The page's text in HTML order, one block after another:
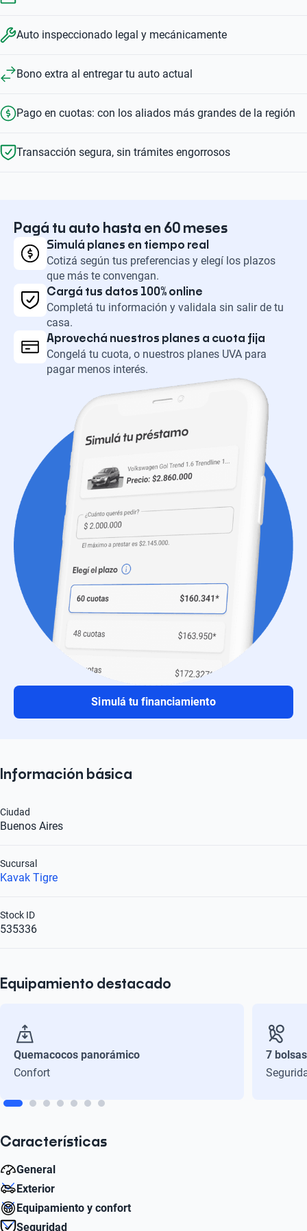
Auto inspeccionado legal y mecánicamente
Bono extra al entregar tu auto actual
Pago en cuotas: con los aliados más grandes de la región
Transacción segura, sin trámites engorrosos
Pagá tu auto hasta en 60 meses
Simulá planes en tiempo real
Cotizá según tus preferencias y elegí los plazos
que más te convengan.
Cargá tus datos 100% online
Completá tu información y validala sin salir de tu
casa.
Aprovechá nuestros planes a cuota fija
Congelá tu cuota, o nuestros planes UVA para
pagar menos interés.
Simulá tu financiamiento
Información básica
Buenos Aires
Ciudad
Kavak Tigre
Sucursal
535336
Stock ID
Equipamiento destacado
Quemacocos panorámico
Confort
7
Características
General
4
Cilindros
Exterior
Diámetro de Rin
Equipamiento y confort
Seguridad